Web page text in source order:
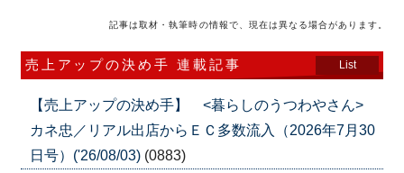
記事は取材・執筆時の情報で、現在は異なる場合があります。
売上アップの決め手 連載記事 List
【売上アップの決め手】 <暮らしのうつわやさん>
カネ忠／リアル出店からＥＣ多数流入（2026年7月30
日号）('26/08/03) (0883)